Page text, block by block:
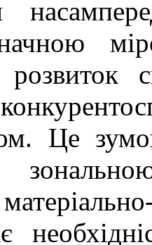
розвиток
Це